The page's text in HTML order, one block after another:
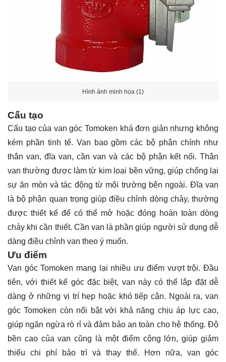
Hình ảnh minh họa (1)
Cấu tạo
Cấu tạo của van góc Tomoken khá đơn giản nhưng không
kém phần tinh tế. Van bao gồm các bộ phận chính như
thân van, đĩa van, cần van và các bộ phận kết nối. Thân
van thường được làm từ kim loại bền vững, giúp chống lại
sự ăn mòn và tác động từ môi trường bên ngoài. Đĩa van
là bộ phận quan trọng giúp điều chỉnh dòng chảy, thường
được thiết kế để có thể mở hoặc đóng hoàn toàn dòng
chảy khi cần thiết. Cần van là phần giúp người sử dụng dễ
dàng điều chỉnh van theo ý muốn.
Ưu điểm
Van góc Tomoken mang lại nhiều ưu điểm vượt trội. Đầu
tiên, với thiết kế góc đặc biệt, van này có thể lắp đặt dễ
dàng ở những vị trí hẹp hoặc khó tiếp cận. Ngoài ra, van
góc Tomoken còn nổi bật với khả năng chịu áp lực cao,
giúp ngăn ngừa rò rỉ và đảm bảo an toàn cho hệ thống. Độ
bền cao của van cũng là một điểm cộng lớn, giúp giảm
thiểu chi phí bảo trì và thay thế. Hơn nữa, van góc